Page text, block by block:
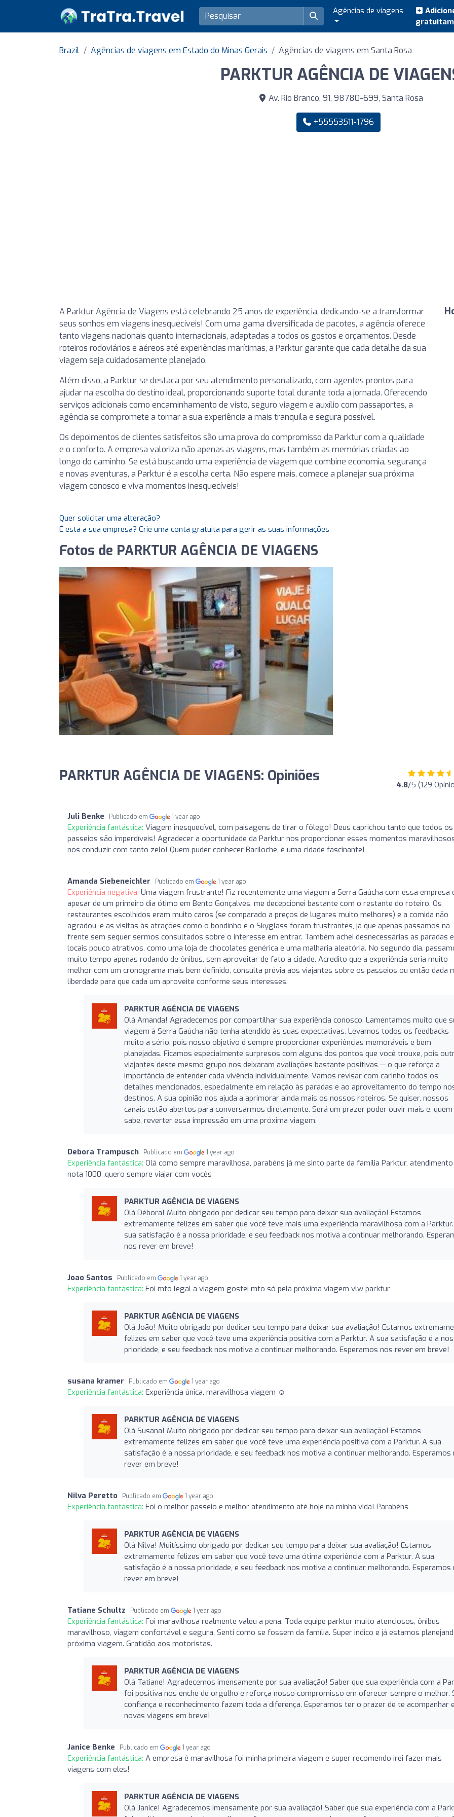
Agências de viagens
Brazil Agências de viagens em Estado do Minas Gerais Agências de viagens em Santa Rosa
PARKTUR AGÊNCIA DE
Av. Rio Branco, 91, 98780-699, Santa Rosa
+55553511-1796
A Parktur Agência de Viagens está celebrando 25 anos de experiência, dedicando-se a transformar
seus sonhos em viagens inesquecíveis! Com uma gama diversificada de pacotes, a agência oferece
tanto viagens nacionais quanto internacionais, adaptadas a todos os gostos e orçamentos. Desde
roteiros rodoviários e aéreos até experiências marítimas, a Parktur garante que cada detalhe da sua
viagem seja cuidadosamente planejado.
Além disso, a Parktur se destaca por seu atendimento personalizado, com agentes prontos para
ajudar na escolha do destino ideal, proporcionando suporte total durante toda a jornada. Oferecendo
serviços adicionais como encaminhamento de visto, seguro viagem e auxílio com passaportes, a
agência se compromete a tornar a sua experiência a mais tranquila e segura possível.
Os depoimentos de clientes satisfeitos são uma prova do compromisso da Parktur com a qualidade
e o conforto. A empresa valoriza não apenas as viagens, mas também as memórias criadas ao
longo do caminho. Se está buscando uma experiência de viagem que combine economia, segurança
e novas aventuras, a Parktur é a escolha certa. Não espere mais, comece a planejar sua próxima
viagem conosco e viva momentos inesquecíveis!
Quer solicitar uma alteração?
É esta a sua empresa? Crie uma conta gratuita para gerir as suas informações
Fotos de PARKTUR AGÊNCIA DE VIAGENS
PARKTUR AGÊNCIA DE VIAGENS: Opiniões 4.8/5 (129
Juli Benke Publicado em 1 year ago
Experiência fantástica: Viagem inesquecível, com paisagens de tirar o fôlego! Deus caprichou tanto que todos os
passeios são imperdíveis! Agradecer a oportunidade da Parktur nos proporcionar esses momentos
nos conduzir com tanto zelo! Quem puder conhecer Bariloche, é uma cidade fascinante!
Amanda Siebeneichler Publicado em 1 year ago
Experiência negativa: Uma viagem frustrante! Fiz recentemente uma viagem a Serra Gaúcha com essa empresa
apesar de um primeiro dia ótimo em Bento Gonçalves, me decepcionei bastante com o restante do roteiro. Os
restaurantes escolhidos eram muito caros (se comparado a preços de lugares muito melhores) e a comida não
agradou, e as visitas às atrações como o bondinho e o Skyglass foram frustrantes, já que apenas passamos na
frente sem sequer sermos consultados sobre o interesse em entrar. Também achei desnecessárias as paradas
locais pouco atrativos, como uma loja de chocolates genérica e uma malharia aleatória. No segundo dia,
muito tempo apenas rodando de ônibus, sem aproveitar de fato a cidade. Acredito que a experiência seria muito
melhor com um cronograma mais bem definido, consulta prévia aos viajantes sobre os passeios ou então dada
liberdade para que cada um aproveite conforme seus interesses.
PARKTUR AGÊNCIA DE VIAGENS
Olá Amanda! Agradecemos por compartilhar sua experiência conosco. Lamentamos muito que
viagem à Serra Gaúcha não tenha atendido às suas expectativas. Levamos todos os feedbacks
muito a sério, pois nosso objetivo é sempre proporcionar experiências memoráveis e bem
planejadas. Ficamos especialmente surpresos com alguns dos pontos que você trouxe, pois
viajantes deste mesmo grupo nos deixaram avaliações bastante positivas — o que reforça a
importância de entender cada vivência individualmente. Vamos revisar com carinho todos os
detalhes mencionados, especialmente em relação às paradas e ao aproveitamento do tempo
destinos. A sua opinião nos ajuda a aprimorar ainda mais os nossos roteiros. Se quiser, nossos
canais estão abertos para conversarmos diretamente. Será um prazer poder ouvir mais e, quem
sabe, reverter essa impressão em uma próxima viagem.
Debora Trampusch Publicado em 1 year ago
Experiência fantástica: Olá como sempre maravilhosa, parabéns já me sinto parte da família Parktur, atendimento
nota 1000 ,quero sempre viajar com vocês
PARKTUR AGÊNCIA DE VIAGENS
Olá Débora! Muito obrigado por dedicar seu tempo para deixar sua avaliação! Estamos
extremamente felizes em saber que você teve mais uma experiência maravilhosa com a
sua satisfação é a nossa prioridade, e seu feedback nos motiva a continuar melhorando.
nos rever em breve!
Joao Santos Publicado em 1 year ago
Experiência fantástica: Foi mto legal a viagem gostei mto só pela próxima viagem vlw parktur
PARKTUR AGÊNCIA DE VIAGENS
Olá João! Muito obrigado por dedicar seu tempo para deixar sua avaliação! Estamos
felizes em saber que você teve uma experiência positiva com a Parktur. A sua satisfação é a
prioridade, e seu feedback nos motiva a continuar melhorando. Esperamos nos rever em breve!
susana kramer Publicado em 1 year ago
Experiência fantástica: Experiência única, maravilhosa viagem ☺️
PARKTUR AGÊNCIA DE VIAGENS
Olá Susana! Muito obrigado por dedicar seu tempo para deixar sua avaliação! Estamos
extremamente felizes em saber que você teve uma experiência positiva com a Parktur. A sua
satisfação é a nossa prioridade, e seu feedback nos motiva a continuar melhorando. Esperamos
rever em breve!
Nilva Peretto Publicado em 1 year ago
Experiência fantástica: Foi o melhor passeio e melhor atendimento até hoje na minha vida! Parabéns
PARKTUR AGÊNCIA DE VIAGENS
Olá Nilva! Muitíssimo obrigado por dedicar seu tempo para deixar sua avaliação! Estamos
extremamente felizes em saber que você teve uma ótima experiência com a Parktur. A sua
satisfação é a nossa prioridade, e seu feedback nos motiva a continuar melhorando. Esperamos
rever em breve!
Tatiane Schultz Publicado em 1 year ago
Experiência fantástica: Foi maravilhosa realmente valeu a pena. Toda equipe parktur muito atenciosos, ônibus
maravilhoso, viagem confortável e segura. Senti como se fossem da família. Super indico e já estamos
próxima viagem. Gratidão aos motoristas.
PARKTUR AGÊNCIA DE VIAGENS
Olá Tatiane! Agradecemos imensamente por sua avaliação! Saber que sua experiência com a
foi positiva nos enche de orgulho e reforça nosso compromisso em oferecer sempre o melhor.
confiança e reconhecimento fazem toda a diferença. Esperamos ter o prazer de te acompanhar
novas viagens em breve!
Janice Benke Publicado em 1 year ago
Experiência fantástica: A empresa é maravilhosa foi minha primeira viagem e super recomendo irei fazer mais
viagens com eles!
PARKTUR AGÊNCIA DE VIAGENS
Olá Janice! Agradecemos imensamente por sua avaliação! Saber que sua experiência com a